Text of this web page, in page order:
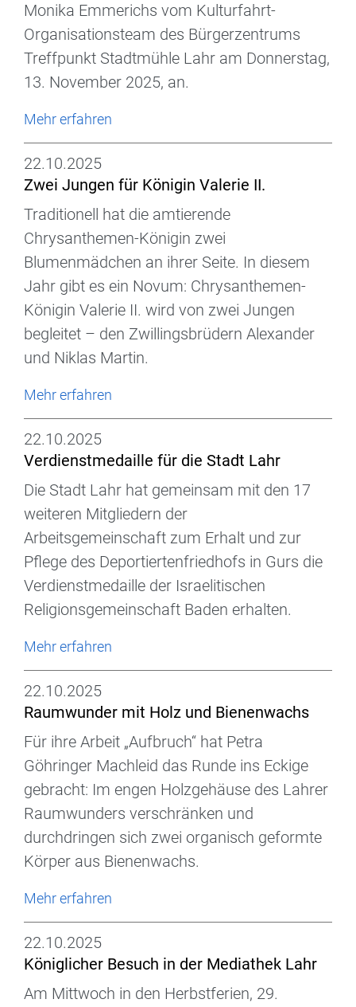
Monika Emmerichs vom Kulturfahrt-
Organisationsteam des Bürgerzentrums
Treffpunkt Stadtmühle Lahr am Donnerstag,
13. November 2025, an.
Mehr erfahren
22.10.2025
Zwei Jungen für Königin Valerie II.
Traditionell hat die amtierende
Chrysanthemen-Königin zwei
Blumenmädchen an ihrer Seite. In diesem
Jahr gibt es ein Novum: Chrysanthemen-
Königin Valerie II. wird von zwei Jungen
begleitet – den Zwillingsbrüdern Alexander
und Niklas Martin.
Mehr erfahren
22.10.2025
Verdienstmedaille für die Stadt Lahr
Die Stadt Lahr hat gemeinsam mit den 17
weiteren Mitgliedern der
Arbeitsgemeinschaft zum Erhalt und zur
Pflege des Deportiertenfriedhofs in Gurs die
Verdienstmedaille der Israelitischen
Religionsgemeinschaft Baden erhalten.
Mehr erfahren
22.10.2025
Raumwunder mit Holz und Bienenwachs
Für ihre Arbeit „Aufbruch“ hat Petra
Göhringer Machleid das Runde ins Eckige
gebracht: Im engen Holzgehäuse des Lahrer
Raumwunders verschränken und
durchdringen sich zwei organisch geformte
Körper aus Bienenwachs.
Mehr erfahren
22.10.2025
Königlicher Besuch in der Mediathek Lahr
Am Mittwoch in den Herbstferien, 29.